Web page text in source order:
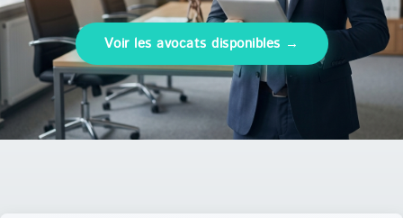
Voir les avocats disponibles →